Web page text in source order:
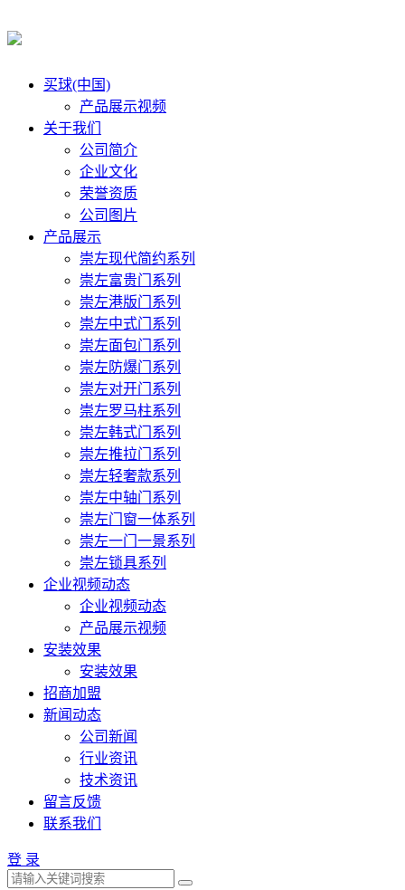
买球(中国)
产品展示视频
关于我们
公司简介
企业文化
荣誉资质
公司图片
产品展示
崇左现代简约系列
崇左富贵门系列
崇左港版门系列
崇左中式门系列
崇左面包门系列
崇左防爆门系列
崇左对开门系列
崇左罗马柱系列
崇左韩式门系列
崇左推拉门系列
崇左轻奢款系列
崇左中轴门系列
崇左门窗一体系列
崇左一门一景系列
崇左锁具系列
企业视频动态
企业视频动态
产品展示视频
安装效果
安装效果
招商加盟
新闻动态
公司新闻
行业资讯
技术资讯
留言反馈
联系我们
登 录